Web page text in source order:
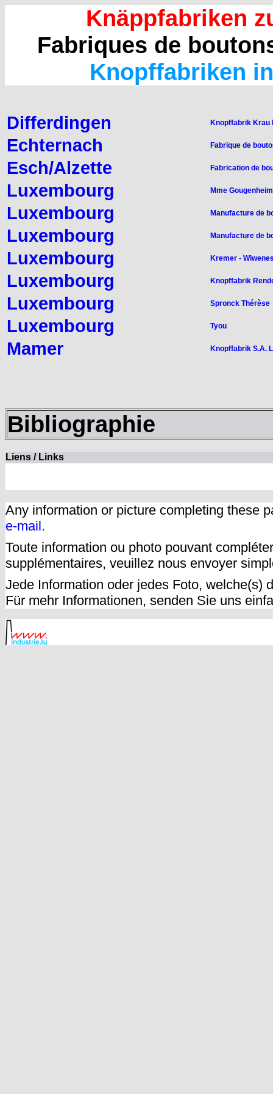
Knäppfabriken
Fabriques de
Knopffabriken
Differdingen Knopffabrik Krau
Echternach Fabrique de
Esch/Alzette Fabrication de
Luxembourg Mme
Luxembourg Manufacture de
Luxembourg Manufacture de
Luxembourg Kremer -
Luxembourg Knopffabrik
Luxembourg Spronck Thérèse
Luxembourg Tyou
Mamer Knopffabrik S.A.
Bibliographie
Liens / Links
Any information or picture completing these
e-mail.
Toute information ou photo pouvant
supplémentaires, veuillez nous envoyer
Jede Information oder jedes Foto, welche(s)
Für mehr Informationen, senden Sie uns